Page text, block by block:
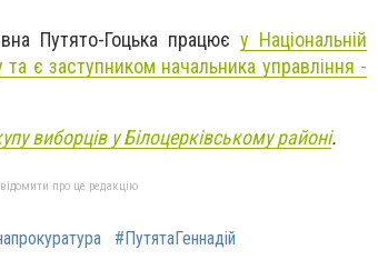
Путято-Гоцька працюєу Національній
та є заступником начальника управління -
виборців у Білоцерківському районі.
про це редакцію
#ПутятаГеннадій